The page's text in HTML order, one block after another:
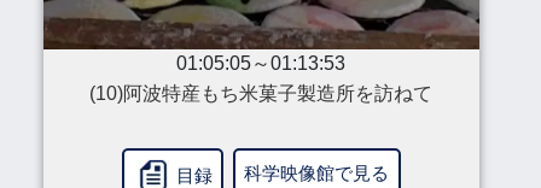
01:05:05～01:13:53
(10)阿波特産もち米菓子製造所を訪ねて
目録 科学映像館で見る